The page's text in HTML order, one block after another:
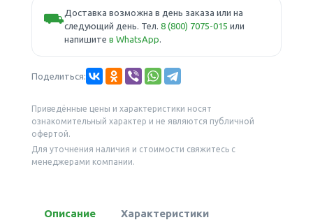
⛟Доставка возможна в день заказа или на
следующий день. Тел. 8 (800) 7075-015 или
напишите в WhatsApp.
Поделиться:
Приведённые цены и характеристики носят
ознакомительный характер и не являются публичной
офертой.
Для уточнения наличия и стоимости свяжитесь с
менеджерами компании.
Описание Характеристики